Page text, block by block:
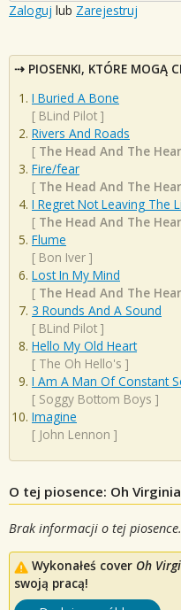
Zaloguj lub Zarejestruj
PIOSENKI, KTÓRE MOGĄ
I Buried A Bone
[ BLind Pilot ]
Rivers And Roads
[ The Head And The
Fire/fear
[ The Head And The
I Regret Not Leaving The
[ The Head And The
Flume
[ Bon Iver ]
Lost In My Mind
[ The Head And The
3 Rounds And A Sound
[ BLind Pilot ]
Hello My Old Heart
[ The Oh Hello's ]
I Am A Man Of Constant
[ Soggy Bottom Boys ]
Imagine
[ John Lennon ]
O tej piosence: Oh Virginia
Brak informacji o tej piosence.
Wykonałeś cover Oh
swoją pracą!